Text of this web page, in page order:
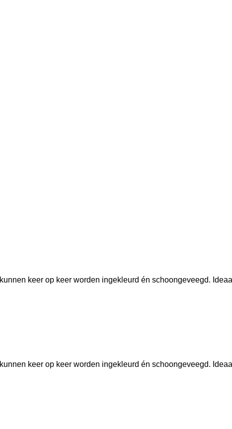
keer op keer worden ingekleurd én schoongeveegd.
keer op keer worden ingekleurd én schoongeveegd.